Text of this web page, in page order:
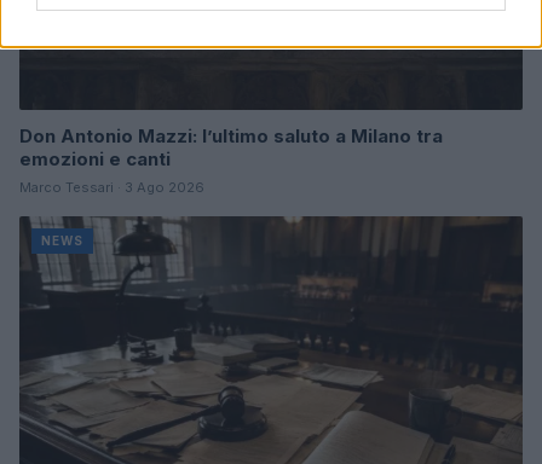
Don Antonio Mazzi: l’ultimo saluto a Milano tra
emozioni e canti
Marco Tessari · 3 Ago 2026
NEWS